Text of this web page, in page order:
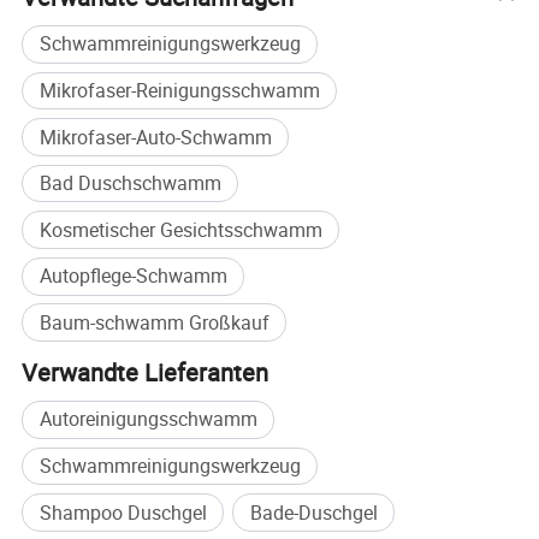
FAQ
Q1: Kann i-Zoll meine eigenen Marken und Firmenzeichen?
Schwammreinigungswerkzeug
Mikrofaser-Reinigungsschwamm
Mikrofaser-Auto-Schwamm
Bad Duschschwamm
Kosmetischer Gesichtsschwamm
Autopflege-Schwamm
Baum-schwamm Großkauf
Verwandte Lieferanten
Autoreinigungsschwamm
Schwammreinigungswerkzeug
Shampoo Duschgel
Bade-Duschgel